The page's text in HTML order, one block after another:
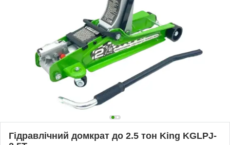
Гідравлічний домкрат до 2.5 тон King KGLPJ-